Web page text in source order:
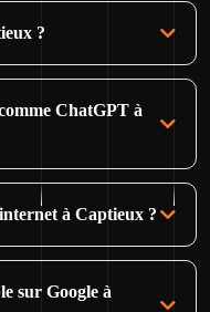
?
ChatGPT à
à Captieux ?
sur Google à